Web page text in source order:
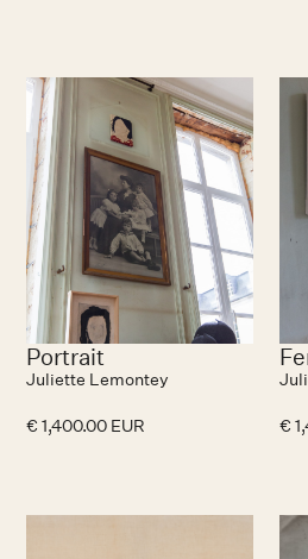
Portrait
Juliette Lemontey
€ 1,400.00 EUR €